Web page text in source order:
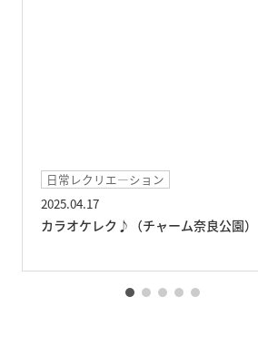
サークル活動
2025.04.15
書道サークル（チャーム奈良公園）